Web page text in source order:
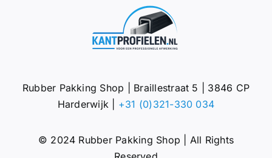
Rubber Pakking Shop | Braillestraat 5 | 3846 CP
Harderwijk | +31 (0)321-330 034
© 2024 Rubber Pakking Shop | All Rights